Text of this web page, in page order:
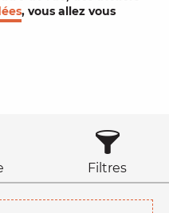
, vous allez vous
Filtres